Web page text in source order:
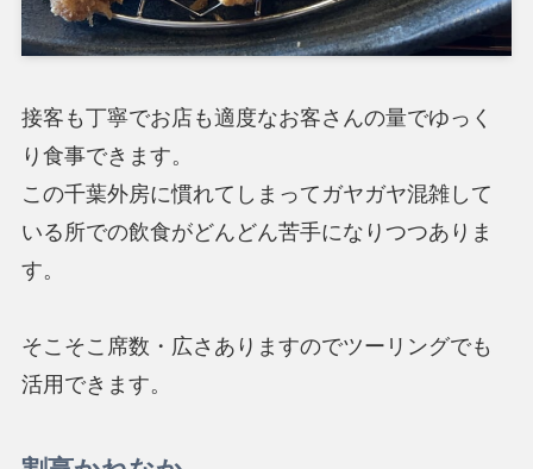
接客も丁寧でお店も適度なお客さんの量でゆっく
り食事できます。
この千葉外房に慣れてしまってガヤガヤ混雑して
いる所での飲食がどんどん苦手になりつつありま
す。
そこそこ席数・広さありますのでツーリングでも
活用できます。